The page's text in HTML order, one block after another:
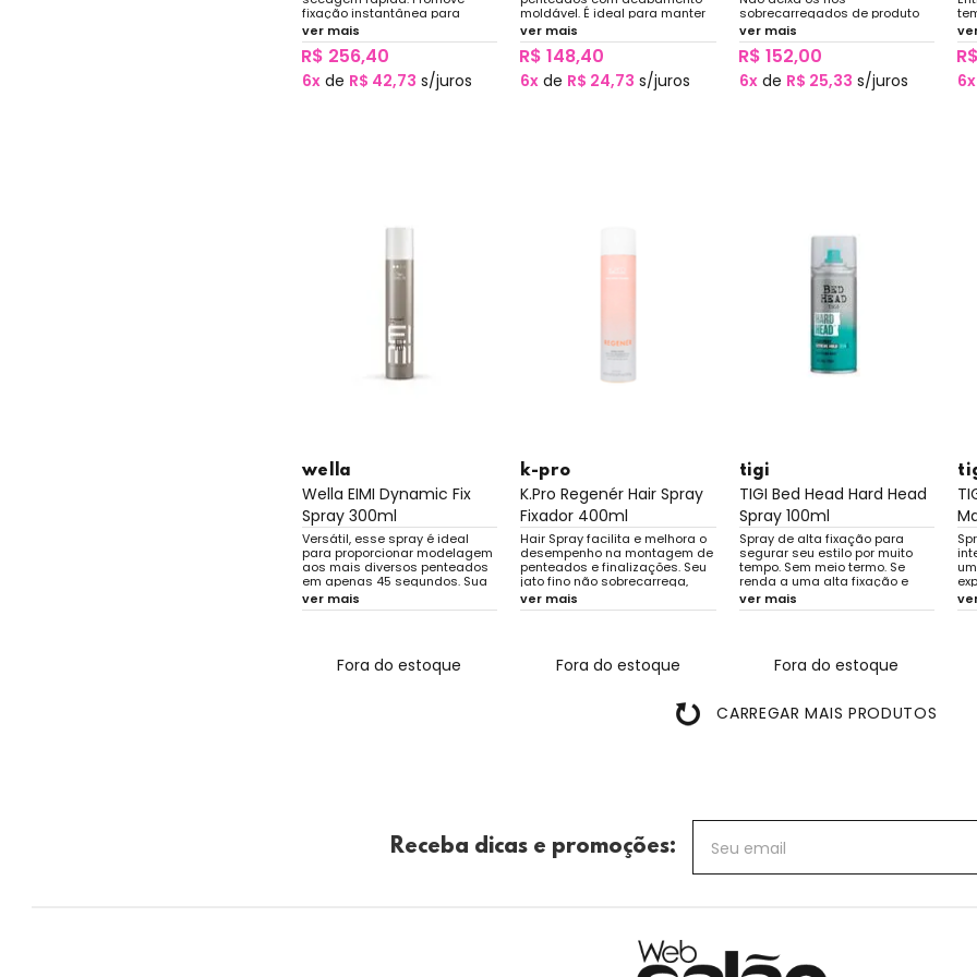
fixação instantânea para
diversos penteados ou styling
durante todo o dia, além de
permitir remodelagem.
ver mais
R$ 256,40
6xde R$ 42,73 s/juros
moldável. É ideal para manter
efeito natural, sem deixar os
fios pesados ou duros.
ver mais
R$ 148,40
6x de R$ 24,73 s/juros
sobrecarregados de produto
graças a sua fórmula livre de
álcool. Garante brilho e volume
naturais.
ver mais
R$ 152,00
6xde R$ 25,33 s/juros
de
6x
wella
Wella EIMI Dynamic Fix
Spray 300ml
Versátil, esse spray é ideal
para proporcionar modelagem
aos mais diversos penteados
em apenas 45 segundos. Sua
proteção contra os efeitos da
umidade, do calor e dos raios
ver mais
Fora do estoque
k-pro
K.Pro Regenér Hair Spray
Fixador 400ml
Hair Spray facilita e melhora o
desempenho na montagem de
penteados e finalizações. Seu
jato fino não sobrecarrega,
mantém o brilho natural dos fiz
e promove uma película
ver mais
Fora do estoque
tigi
TIGI Bed Head Hard Head
Spray 100ml
Spray de alta fixação para
segurar seu estilo por muito
tempo. Sem meio termo. Se
renda a uma alta fixação e
controle que seca
instantaneamente. Quanto
ver mais
Fora do estoque
CARREGAR MAIS PRODUTOS
Receba dicas e promoções: